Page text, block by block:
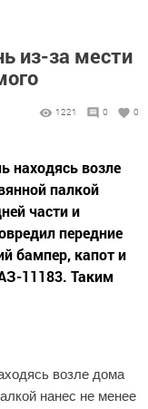
из-за мести
1221 0 0
находясь возле
палкой
части и
передние
бампер, капот и
11183. Таким
возле дома
нанес не менее